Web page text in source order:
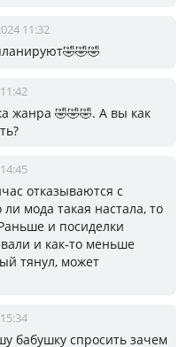
11:32
жанра 🤣🤣🤣. А вы как
отказываются с
мода такая настала, то
и посиделки
и как-то меньше
тянул, может
бабушку спросить зачем